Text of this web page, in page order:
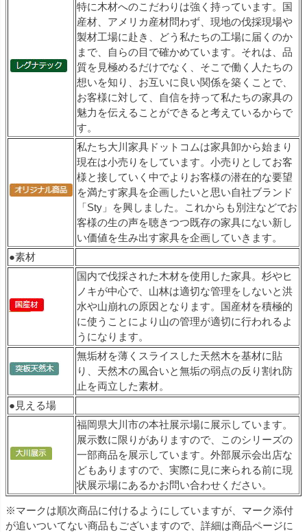
特に木材へのこだわりは強く持っています。国
産材、アメリカ産材問わず、現地の伐採現場や
製材工場に赴き、どう私たちの工場に届くのか
まで、自らの目で確かめています。それは、品
質を見極めるだけでなく、そこで働く人たちの
想いを知り、お互いに良い関係を築くことで、
お客様に対して、自信を持って私たちの家具の
魅力を伝えることができると考えているからで
す。
私たち大川家具ドットコムは家具卸から始まり
現在は小売りをしています。小売りとしてお客
様と接していく中でよりお客様の潜在的な要望
を満たす家具を企画したいと思い自社ブランド
「Sty」を興しました。これからも別注などでお
客様の生の声を聴きつつ既存の家具にない新し
い価値を生み出す家具を企画していきます。
●素材
国内で伐採された木材を使用した家具。杉やヒ
ノキが中心で、山林は適切な管理をしないと洪
水や山崩れの原因となります。国産材を積極的
に使うことにより山の管理が適切に行われるよ
うになります。
無垢材を薄くスライスした天然木を基材に貼
り、天然木の風合いと無垢の弱点の反り割れ防
止を両立した素材。
●見える場
福岡県大川市の本社展示場に展示しています。
展示数に限りがありますので、このシリーズの
一部商品を展示しています。外部展示会出店な
どもありますので、実際に見に来られる前に現
状展示場にあるかお問い合わせください。
※マークは順次商品に付けるようにしていますが、マーク添付
が追いついてない商品もございますので、詳細は商品ページに